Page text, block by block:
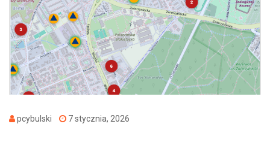
pcybulski 7 stycznia, 2026